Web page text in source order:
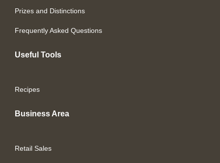
Prizes and Distinctions
Frequently Asked Questions
Useful Tools
Recipes
Business Area
Retail Sales